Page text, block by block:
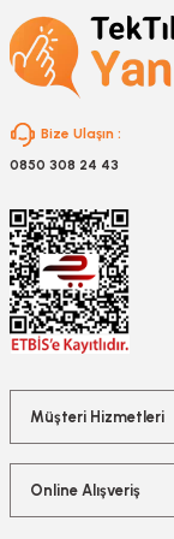
Bize Ulaşın :
0850 308 24 43
Müşteri Hizmetleri
Online Alışveriş